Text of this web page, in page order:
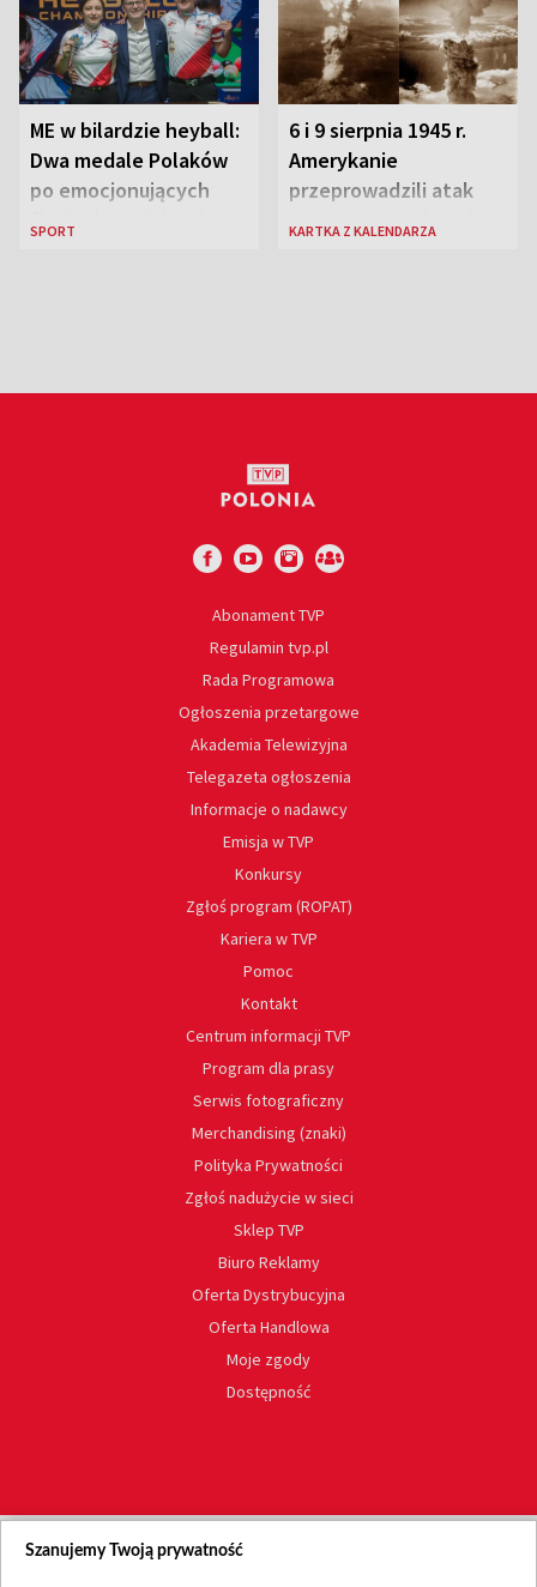
ME w bilardzie heyball:
Dwa medale Polaków
po emocjonujących
finałach w Kielcach
SPORT
6 i 9 sierpnia 1945 r.
Amerykanie
przeprowadzili atak
atomowy na Hiroszimę
KARTKA Z KALENDARZA
Abonament TVP
Regulamin tvp.pl
Rada Programowa
Ogłoszenia przetargowe
Akademia Telewizyjna
Telegazeta ogłoszenia
Informacje o nadawcy
Emisja w TVP
Konkursy
Zgłoś program (ROPAT)
Kariera w TVP
Pomoc
Kontakt
Centrum informacji TVP
Program dla prasy
Serwis fotograficzny
Merchandising (znaki)
Polityka Prywatności
Zgłoś nadużycie w sieci
Sklep TVP
Biuro Reklamy
Oferta Dystrybucyjna
Oferta Handlowa
Moje zgody
Dostępność
Szanujemy Twoją prywatność